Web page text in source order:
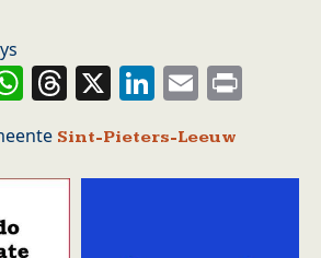
WhatsApp
Threads
X LinkedIn
Email
Sint-Pieters-Leeuw